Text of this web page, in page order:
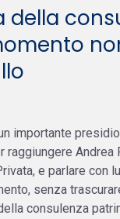
della
importante
raggiungere Andrea
e parlare con
senza
consulenza